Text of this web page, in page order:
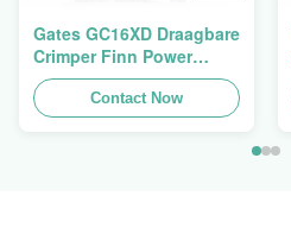
Gates GC16XD Draagbare
Crimper Finn Power
P16HP Handmatige
Hydraulische Kabel
Crimper te koop
Contact Now